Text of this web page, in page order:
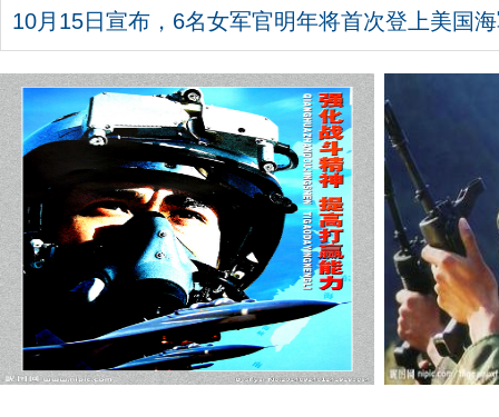
10月15日宣布，6名女军官明年将首次登上美国